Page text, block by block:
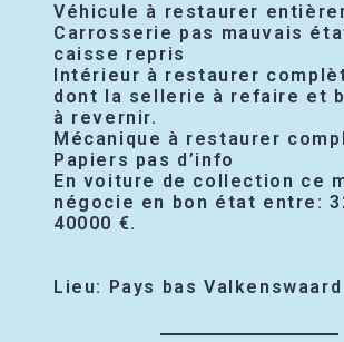
Véhicule à restaurer
Carrosserie pas mauvais
caisse repris
Intérieur à restaurer
dont la sellerie à refaire et
à revernir.
Mécanique à restaurer
Papiers pas d’info
En voiture de collection ce
négocie en bon état entre:
40000 €.
Lieu: Pays bas Valkenswaard